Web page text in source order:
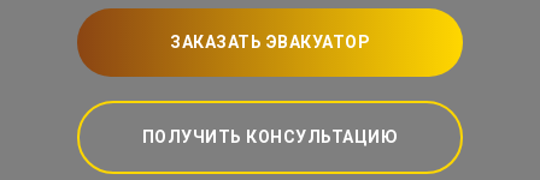
ЗАКАЗАТЬ ЭВАКУАТОР
ПОЛУЧИТЬ КОНСУЛЬТАЦИЮ